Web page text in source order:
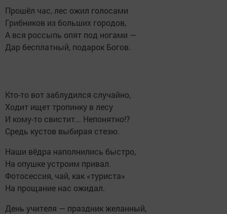
Прошёл час, лес ожил голосами
Грибников из больших городов,
А вся россыпь опят под ногами —
Дар бесплатный, подарок Богов.
Кто-то вот заблудился случайно,
Ходит ищет тропинку в лесу
И кому-то свистит... Непонятно!?
Средь кустов выбирая стезю.
Наши вёдра наполнились быстро,
На опушке устроим привал.
Фотосессия, чай, как «туриста»
На прощание нас ожидал.
День учителя — праздник желанный,